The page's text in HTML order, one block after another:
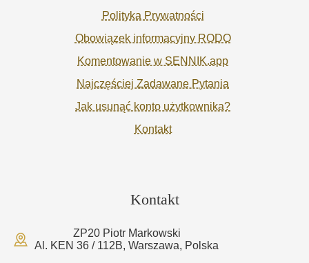
Polityka Prywatności
Obowiązek informacyjny RODO
Komentowanie w SENNIK.app
Najczęściej Zadawane Pytania
Jak usunąć konto użytkownika?
Kontakt
Kontakt
ZP20 Piotr Markowski
Al. KEN 36 / 112B, Warszawa, Polska